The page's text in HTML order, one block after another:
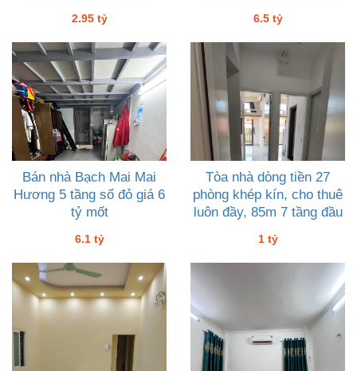
2.95 tỷ 6.5 tỷ
Bán nhà Bạch Mai Mai
Hương 5 tầng sổ đỏ giá 6
tỷ mốt
6.1 tỷ
Tòa nhà dòng tiền 27
phòng khép kín, cho thuê
luôn đầy, 85m 7 tầng đầu
1 tỷ